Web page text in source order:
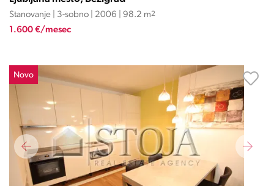
Stanovanje | 3-sobno | 2006 | 98.2 m2
1.600 €/mesec
Novo